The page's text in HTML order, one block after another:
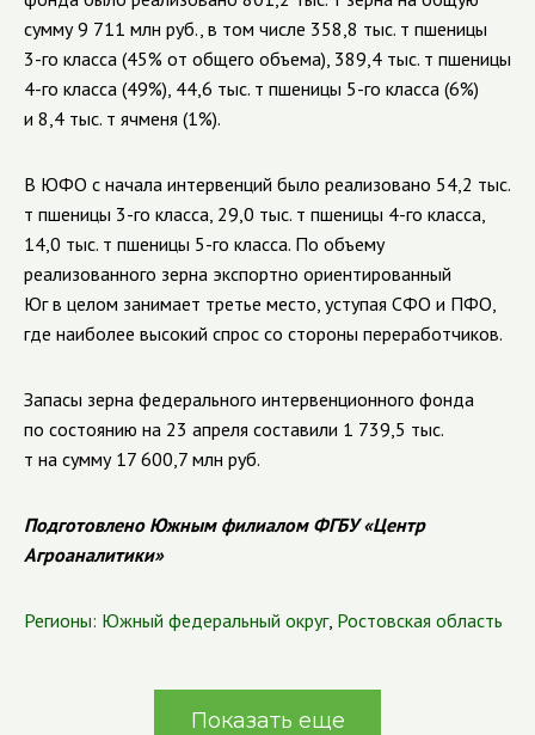
сумму 9 711 млн руб., в том числе 358,8 тыс. т пшеницы
3-го класса (45% от общего объема), 389,4 тыс. т пшеницы
4-го класса (49%), 44,6 тыс. т пшеницы 5-го класса (6%)
и 8,4 тыс. т ячменя (1%).
В ЮФО с начала интервенций было реализовано 54,2 тыс.
т пшеницы 3-го класса, 29,0 тыс. т пшеницы 4-го класса,
14,0 тыс. т пшеницы 5-го класса. По объему
реализованного зерна экспортно ориентированный
Юг в целом занимает третье место, уступая СФО и ПФО,
где наиболее высокий спрос со стороны переработчиков.
Запасы зерна федерального интервенционного фонда
по состоянию на 23 апреля составили 1 739,5 тыс.
т на сумму 17 600,7 млн руб.
Подготовлено Южным филиалом ФГБУ «Центр
Агроаналитики»
Регионы: Южный федеральный округ, Ростовская область
Показать еще